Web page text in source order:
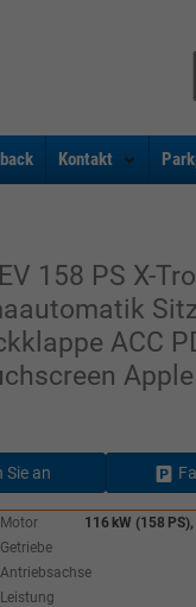
Kontakt
158 PS X-
ACC
Sie an
Motor
116 kW (158
Getriebe
Antriebsachse
Leistung